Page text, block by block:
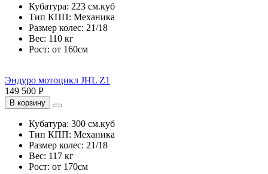
Кубатура: 223 см.куб
Тип КПП: Механика
Размер колес: 21/18
Вес: 110 кг
Рост: от 160см
Эндуро мотоцикл JHL Z1
149 500 Р
В корзину
Кубатура: 300 см.куб
Тип КПП: Механика
Размер колес: 21/18
Вес: 117 кг
Рост: от 170см